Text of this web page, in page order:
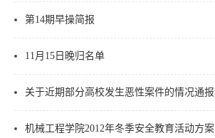
第14期早操简报
11月15日晚归名单
关于近期部分高校发生恶性案件的情况通报
机械工程学院2012年冬季安全教育活动方案